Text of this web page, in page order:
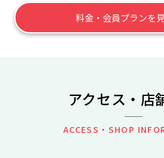
料金・会員プランを
アクセス・店
ACCESS・SHOP